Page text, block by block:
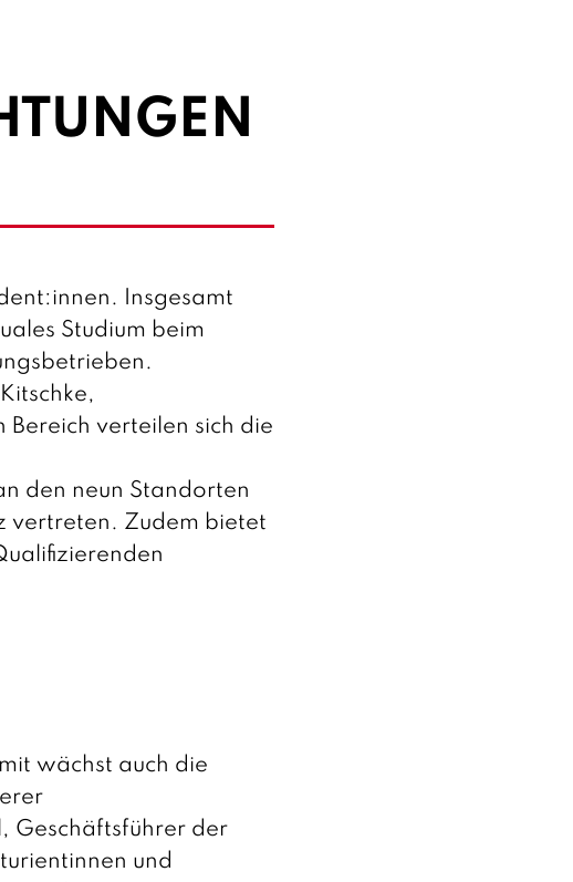
Insgesamt
Studium beim
verteilen sich die
den neun Standorten
vertreten. Zudem bietet
wächst auch die
Geschäftsführer der
und